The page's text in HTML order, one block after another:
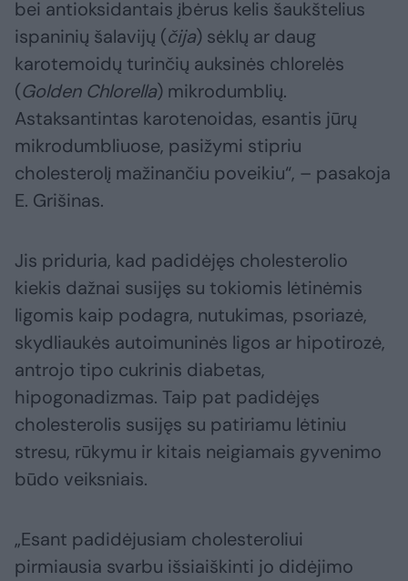
bei antioksidantais įbėrus kelis šaukštelius
ispaninių šalavijų (čija) sėklų ar daug
karotemoidų turinčių auksinės chlorelės
(Golden Chlorella) mikrodumblių.
Astaksantintas karotenoidas, esantis jūrų
mikrodumbliuose, pasižymi stipriu
cholesterolį mažinančiu poveikiu“, – pasakoja
E. Grišinas.
Jis priduria, kad padidėjęs cholesterolio
kiekis dažnai susijęs su tokiomis lėtinėmis
ligomis kaip podagra, nutukimas, psoriazė,
skydliaukės autoimuninės ligos ar hipotirozė,
antrojo tipo cukrinis diabetas,
hipogonadizmas. Taip pat padidėjęs
cholesterolis susijęs su patiriamu lėtiniu
stresu, rūkymu ir kitais neigiamais gyvenimo
būdo veiksniais.
„Esant padidėjusiam cholesteroliui
pirmiausia svarbu išsiaiškinti jo didėjimo